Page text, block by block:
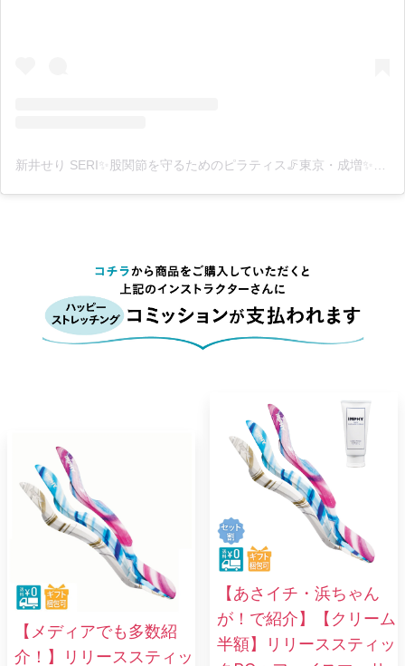
【メディアでも多数紹
介！】リリーススティッ
【あさイチ・浜ちゃん
が！で紹介】【クリーム
半額】リリーススティッ